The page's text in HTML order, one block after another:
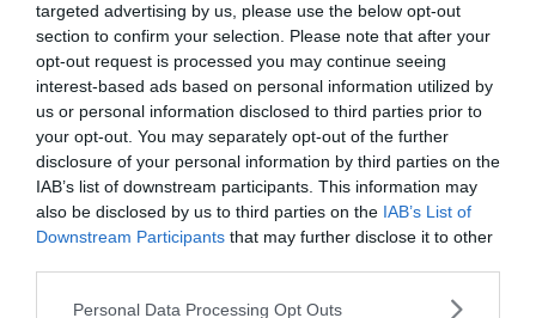
targeted advertising by us, please use the below opt-out
section to confirm your selection. Please note that after your
opt-out request is processed you may continue seeing
interest-based ads based on personal information utilized by
us or personal information disclosed to third parties prior to
your opt-out. You may separately opt-out of the further
disclosure of your personal information by third parties on the
IAB’s list of downstream participants. This information may
also be disclosed by us to third parties on the IAB’s List of
Downstream Participants that may further disclose it to other
Please note that this website/app uses one or more Google
Personal Data Processing Opt Outs
Stöd NewsVoice
Prenumerera
Få NewsVoice nyhets-mail